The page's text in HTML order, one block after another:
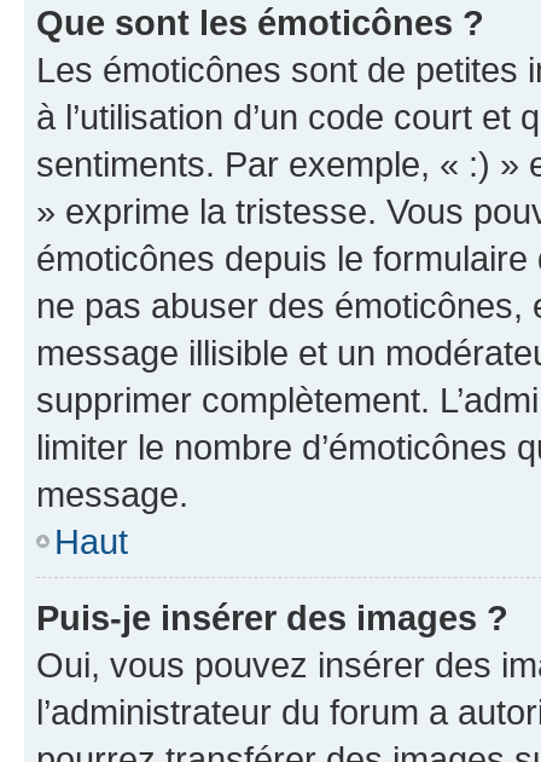
Que sont les émoticônes ?
Les émoticônes sont de petites
à l’utilisation d’un code court et
sentiments. Par exemple, « :) »
» exprime la tristesse. Vous
émoticônes depuis le
ne pas abuser des
message illisible et un
supprimer complètement.
limiter le nombre d’émoticônes
message.
Haut
Puis-je insérer des images ?
Oui, vous pouvez insérer des
l’administrateur du forum a